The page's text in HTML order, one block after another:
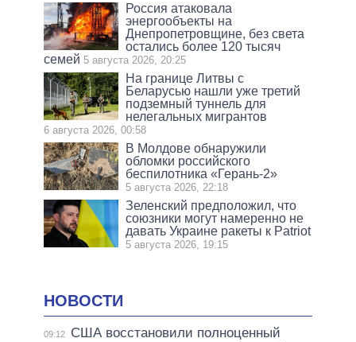
Россия атаковала
энергообъекты на
Днепропетровщине, без света
остались более 120 тысяч
семей 5 августа 2026, 20:25
На границе Литвы с
Беларусью нашли уже третий
подземный туннель для
нелегальных мигрантов
6 августа 2026, 00:58
В Молдове обнаружили
обломки российского
беспилотника «Герань-2»
5 августа 2026, 22:18
Зеленский предположил, что
союзники могут намеренно не
давать Украине ракеты к Patriot
5 августа 2026, 19:15
НОВОСТИ
09:12
США восстановили полноценный